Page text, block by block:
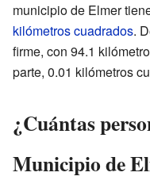
municipio de Elmer
kilómetros cuadrados.
firme, con 94.1
parte, 0.01 kilómetros
¿Cuántas
Municipio de